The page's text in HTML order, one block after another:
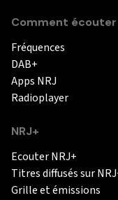
Comment écouter
Fréquences
DAB+
Apps NRJ
Radioplayer
NRJ+
Ecouter NRJ+
Titres diffusés sur
Grille et émissions